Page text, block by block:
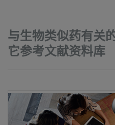
与生物类似药有关
它参考文献资料库